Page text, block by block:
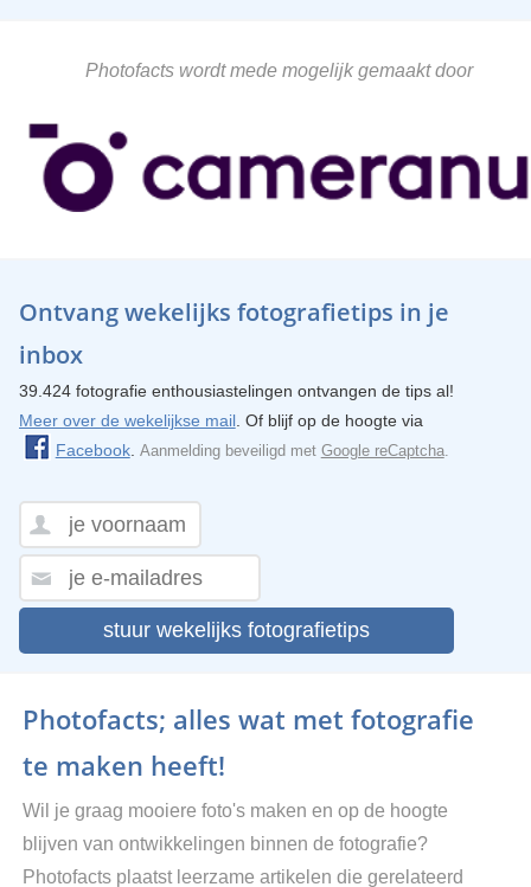
Photofacts wordt mede mogelijk gemaakt door
Ontvang wekelijks fotografietips in je
inbox
39.424 fotografie enthousiastelingen ontvangen de tips al!
Meer over de wekelijkse mail. Of blijf op de hoogte via
Facebook. Aanmelding beveiligd met Google reCaptcha.
stuur wekelijks fotografietips
Photofacts; alles wat met fotografie
te maken heeft!
Wil je graag mooiere foto's maken en op de hoogte
blijven van ontwikkelingen binnen de fotografie?
Photofacts plaatst leerzame artikelen die gerelateerd